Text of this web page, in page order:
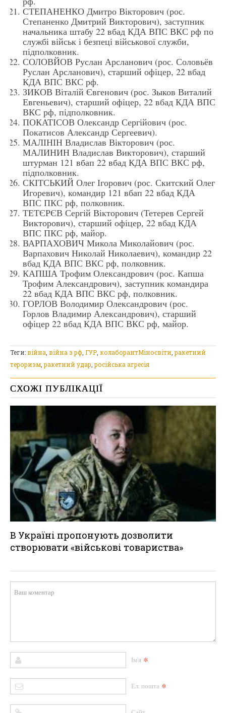
СТЕПАНЕНКО Дмитро Вікторович (рос.
Степаненко Дмитрий Викторович), заступник
начальника штабу 22 вбад КДА ВПС ВКС рф по
службі військ і безпеці військової служби,
підполковник.
СОЛОВЙОВ Руслан Арсланович (рос. Соловьёв
Руслан Арсланович), старший офіцер, 22 вбад
КДА ВПС ВКС рф.
ЗИКОВ Віталій Євгенович (рос. Зыков Виталий
Евгеньевич), старший офіцер, 22 вбад КДА ВПС
ВКС рф, підполковник.
ПОКАТІСОВ Олександр Сергійович (рос.
Покатисов Александр Сергеевич).
МАЛІНІН Владислав Вікторович (рос.
МАЛИНИН Владислав Викторович), старший
штурман 121 вбап 22 вбад КДА ВПС ВКС рф,
підполковник.
СКІТСЬКИЙ Олег Ігорович (рос. Скитский Олег
Игоревич), командир 121 вбап 22 вбад КДА
ВПС ПКС рф, полковник.
ТЕТЄРЄВ Сергій Вікторович (Тетерев Сергей
Викторович), старший офіцер, 22 вбад КДА
ВПС ПКС рф, майор.
ВАРПАХОВИЧ Микола Миколайович (рос.
Варпахович Николай Николаевич), командир 22
вбад КДА ВПС ВКС рф, полковник.
КАПША Трофим Олександрович (рос. Капша
Трофим Александрович), заступник командира
22 вбад КДА ВПС ВКС рф, полковник.
ГОРЛОВ Володимир Олександрович (рос.
Горлов Владимир Александрович), старший
офіцер 22 вбад КДА ВПС ВКС рф, майор.
Теги:війна війна з рф ГУР колаборантМіносвіти ,ракетний
тероризм ,ракетний удар ,російська агресія
СХОЖІ ПУБЛІКАЦІЇ
В Україні пропонують дозволити
створювати «військові товариства»
Ім'я *
Ел. пошта *